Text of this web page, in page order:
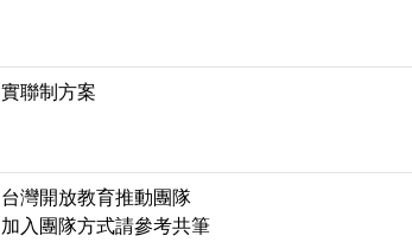
實聯制方案
台灣開放教育推動團隊
加入團隊方式請參考共筆